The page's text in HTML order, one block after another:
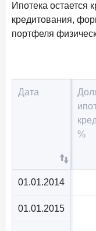
Ипотека остается
кредитования,
портфеля
Дата
%
01.01.2014
01.01.2015